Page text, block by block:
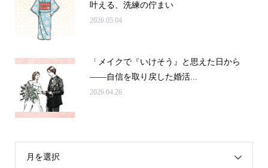
叶える、洗練の佇まい
2026.05.04
「メイクで『いけそう』と思えた日から
——自信を取り戻した婚活...
2026.04.26
月を選択